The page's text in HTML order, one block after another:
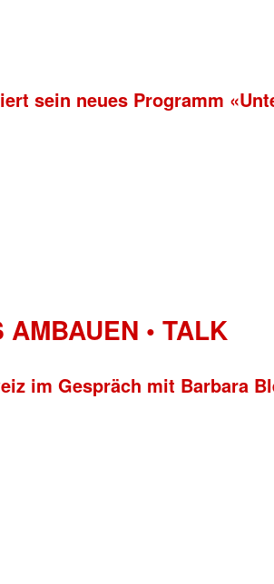
sein neues Programm
• TALK
im Gespräch mit Barbara